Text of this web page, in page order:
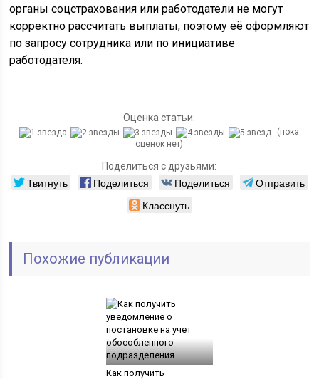
органы соцстрахования или работодатели не могут
корректно рассчитать выплаты, поэтому её оформляют
по запросу сотрудника или по инициативе
работодателя.
Оценка статьи:
(пока
оценок нет)
Поделиться с друзьями:
Твитнуть Поделиться Поделиться
Отправить
Класснуть
Похожие публикации
Как получить